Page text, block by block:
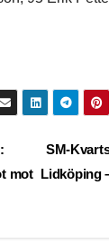
SM-
Lidköping
mot